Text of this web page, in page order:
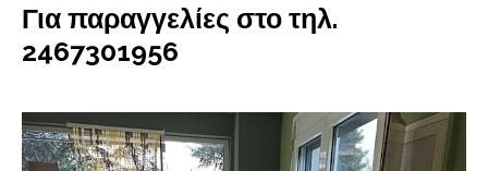
Για παραγγελίες στο τηλ.
2467301956